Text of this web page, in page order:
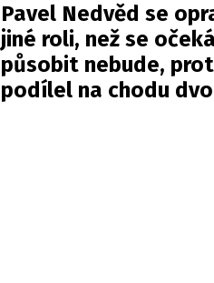
Pavel Nedvěd se
jiné roli, než se
působit nebude,
podílel na chodu